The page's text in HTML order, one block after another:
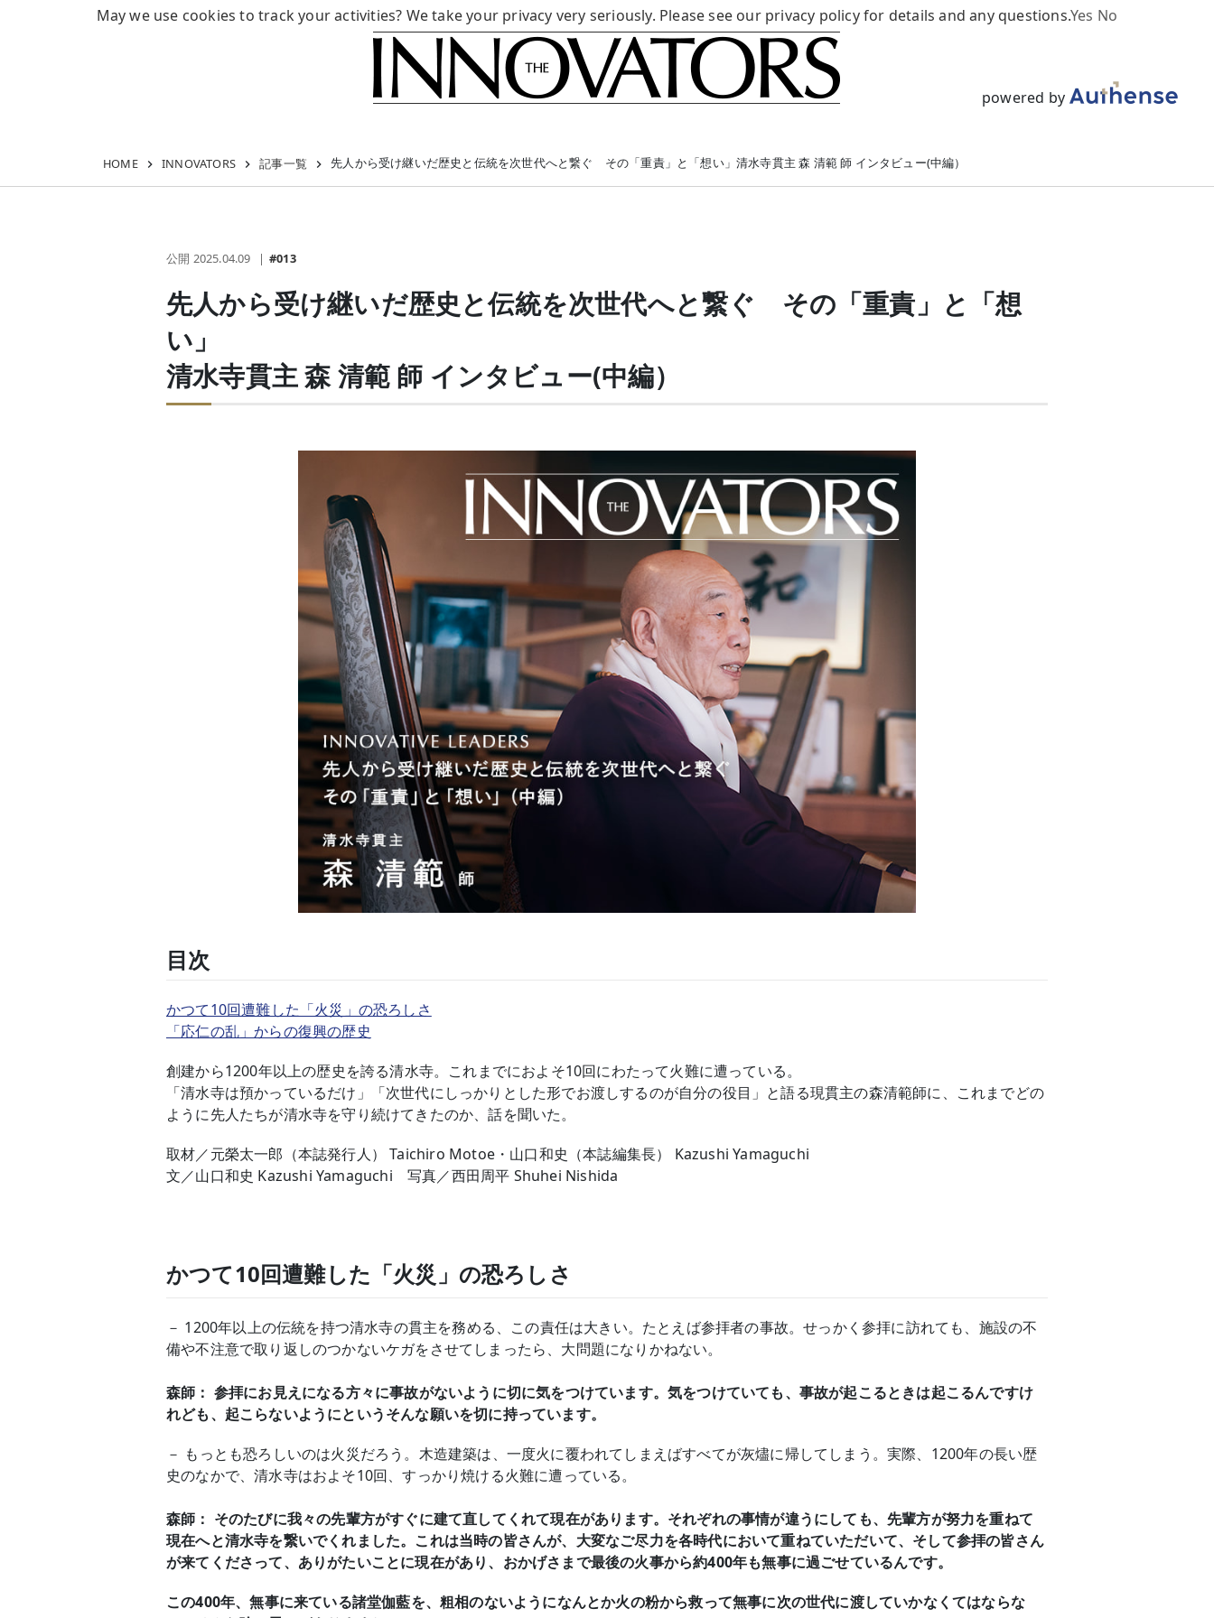
powered by
HOME INNOVATORS 記事一覧 先人から受け継いだ歴史と伝統を次世代へと繋ぐ その「重責」と「想い」清水寺貫主 森 清範 師 インタビュー(中編）
公開 2025.04.09 #013
先人から受け継いだ歴史と伝統を次世代へと繋ぐ その「重責」と「想
い」
清水寺貫主 森 清範 師 インタビュー(中編）
目次
かつて10回遭難した「火災」の恐ろしさ
「応仁の乱」からの復興の歴史
創建から1200年以上の歴史を誇る清水寺。これまでにおよそ10回にわたって火難に遭っている。
「清水寺は預かっているだけ」「次世代にしっかりとした形でお渡しするのが自分の役目」と語る現貫主の森清範師に、これまでどの
ように先人たちが清水寺を守り続けてきたのか、話を聞いた。
取材／元榮太一郎（本誌発行人） Taichiro Motoe・山口和史（本誌編集長） Kazushi Yamaguchi
文／山口和史 Kazushi Yamaguchi 写真／西田周平 Shuhei Nishida
かつて10回遭難した「火災」の恐ろしさ
－ 1200年以上の伝統を持つ清水寺の貫主を務める、この責任は大きい。たとえば参拝者の事故。せっかく参拝に訪れても、施設の不
備や不注意で取り返しのつかないケガをさせてしまったら、大問題になりかねない。
森師： 参拝にお見えになる方々に事故がないように切に気をつけています。気をつけていても、事故が起こるときは起こるんですけ
れども、起こらないようにというそんな願いを切に持っています。
－ もっとも恐ろしいのは火災だろう。木造建築は、一度火に覆われてしまえばすべてが灰燼に帰してしまう。実際、1200年の長い歴
史のなかで、清水寺はおよそ10回、すっかり焼ける火難に遭っている。
森師： そのたびに我々の先輩方がすぐに建て直してくれて現在があります。それぞれの事情が違うにしても、先輩方が努力を重ねて
現在へと清水寺を繋いでくれました。これは当時の皆さんが、大変なご尽力を各時代において重ねていただいて、そして参拝の皆さん
が来てくださって、ありがたいことに現在があり、おかげさまで最後の火事から約400年も無事に過ごせているんです。
この400年、無事に来ている諸堂伽藍を、粗相のないようになんとか火の粉から救って無事に次の世代に渡していかなくてはならな
May we use cookies to track your activities? We take your privacy very seriously. Please see our privacy policy for details and any questions.Yes No